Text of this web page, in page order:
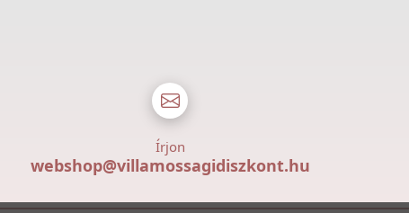
Írjon
webshop@villamossagidiszkont.hu